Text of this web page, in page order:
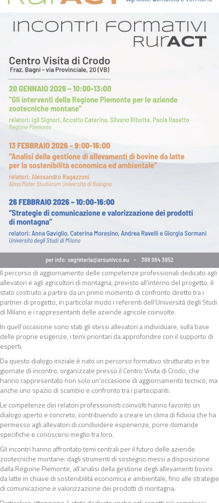
Il percorso di aggiornamento delle competenze professionali dedicato agli
allevatori e agli agricoltori di montagna, previsto all’interno del progetto, è
stato costruito a partire da un primo momento di confronto diretto tra i
partner di progetto, in particolar modo i referenti dell’Università degli Studi
di Milano e i rappresentanti delle aziende agricole coinvolte.
In quell’occasione sono stati gli stessi allevatori a individuare, sulla base
delle proprie esigenze, i temi prioritari da approfondire con il supporto di
esperti.
Da questo dialogo iniziale è nato un percorso formativo strutturato in tre
giornate di incontro, organizzate presso il Centro Visita di Crodo, che
hanno rappresentato non solo un’occasione di aggiornamento tecnico, ma
anche uno spazio di scambio e confronto tra i partecipanti.
Le competenze dei relatori professionisti coinvolti hanno favorito un
dialogo aperto e concreto, contribuendo a creare un clima di fiducia che ha
permesso agli allevatori di condividere esperienze, porre domande
specifiche e conoscersi meglio tra loro.
Gli incontri hanno affrontato temi centrali per il futuro delle aziende
zootecniche montane: dagli strumenti di sostegno messi a disposizione
dalla Regione Piemonte, all’analisi della gestione degli allevamenti bovini
da latte in chiave di sostenibilità economica e ambientale, fino alle strategie
di comunicazione e valorizzazione dei prodotti di montagna.